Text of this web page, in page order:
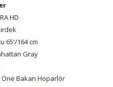
HD
65'/164 cm
Gray
Bakan Hoparlör